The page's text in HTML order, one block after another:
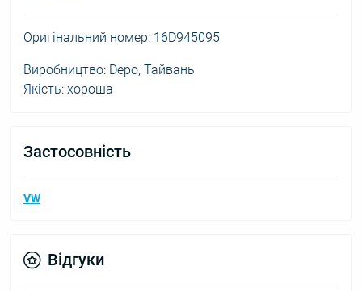
Оригінальний номер: 16D945095
Виробництво: Depo, Тайвань
Якість: хороша
Застосовність
VW
Відгуки